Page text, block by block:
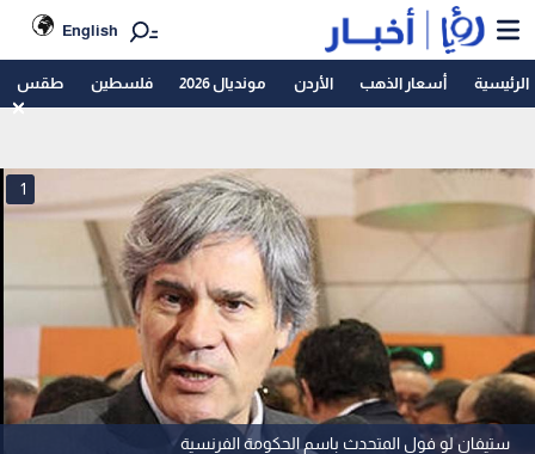
English
الرئيسية أسعار الذهب الأردن مونديال 2026 فلسطين طقس
ستيفان لو فول المتحدث باسم الحكومة الفرنسية
1